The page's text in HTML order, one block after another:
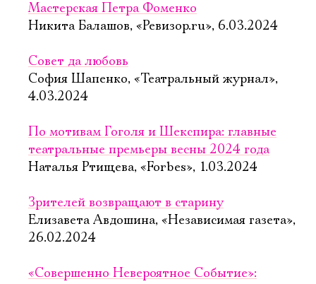
Мастерская Петра Фоменко
Никита Балашов, «Ревизор.ru», 6.03.2024
Совет да любовь
София Шапенко, «Театральный журнал»,
4.03.2024
По мотивам Гоголя и Шекспира: главные
театральные премьеры весны 2024 года
Наталья Ртищева, «Forbes», 1.03.2024
Зрителей возвращают в старину
Елизавета Авдошина, «Независимая газета»,
26.02.2024
«Совершенно Невероятное Событие»: